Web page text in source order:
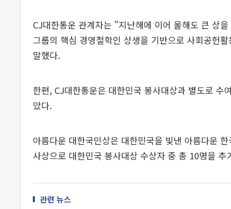
CJ대한통운 관계자는 "지난해에 이어 올해도 큰 상
그룹의 핵심 경영철학인 상생을 기반으로 사회공헌
말했다.
한편, CJ대한통운은 대한민국 봉사대상과 별도로 수
았다.
아름다운 대한국인상은 대한민국을 빛낸 아름다운
사상으로 대한민국 봉사대상 수상자 중 총 10명을 추
관련 뉴스